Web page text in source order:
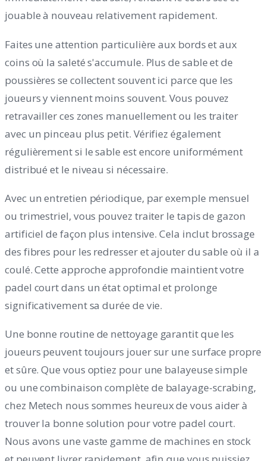
jouable à nouveau relativement rapidement.
Faites une attention particulière aux bords et aux
coins où la saleté s'accumule. Plus de sable et de
poussières se collectent souvent ici parce que les
joueurs y viennent moins souvent. Vous pouvez
retravailler ces zones manuellement ou les traiter
avec un pinceau plus petit. Vérifiez également
régulièrement si le sable est encore uniformément
distribué et le niveau si nécessaire.
Avec un entretien périodique, par exemple mensuel
ou trimestriel, vous pouvez traiter le tapis de gazon
artificiel de façon plus intensive. Cela inclut brossage
des fibres pour les redresser et ajouter du sable où il a
coulé. Cette approche approfondie maintient votre
padel court dans un état optimal et prolonge
significativement sa durée de vie.
Une bonne routine de nettoyage garantit que les
joueurs peuvent toujours jouer sur une surface propre
et sûre. Que vous optiez pour une balayeuse simple
ou une combinaison complète de balayage-scrabing,
chez Metech nous sommes heureux de vous aider à
trouver la bonne solution pour votre padel court.
Nous avons une vaste gamme de machines en stock